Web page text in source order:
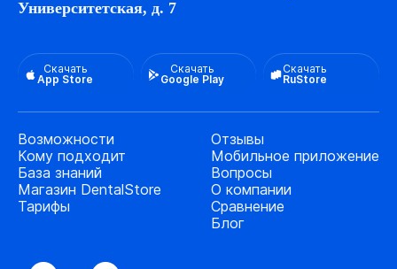
Университетская, д. 7
Скачать
App Store
Скачать
Google Play
Скачать
RuStore
Возможности
Кому подходит
База знаний
Магазин DentalStore
Тарифы
Отзывы
Мобильное приложение
Вопросы
О компании
Сравнение
Блог